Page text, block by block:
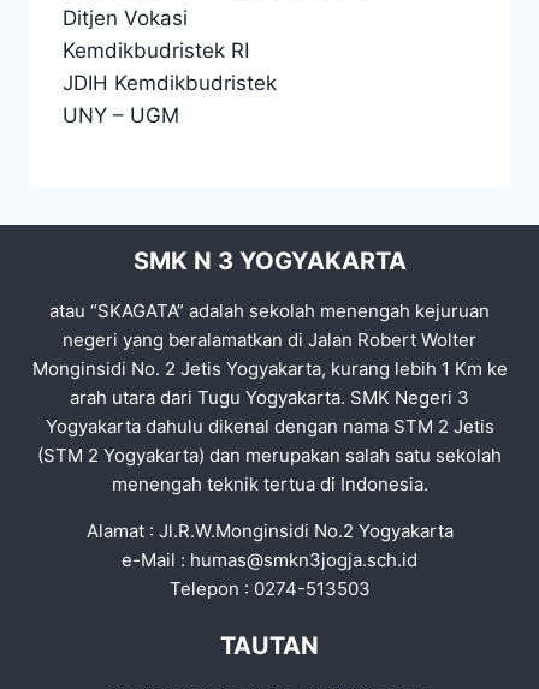
Ditjen Vokasi
Kemdikbudristek RI
JDIH Kemdikbudristek
UNY – UGM
SMK N 3 YOGYAKARTA
atau “SKAGATA” adalah sekolah menengah kejuruan
negeri yang beralamatkan di Jalan Robert Wolter
Monginsidi No. 2 Jetis Yogyakarta, kurang lebih 1 Km ke
arah utara dari Tugu Yogyakarta. SMK Negeri 3
Yogyakarta dahulu dikenal dengan nama STM 2 Jetis
(STM 2 Yogyakarta) dan merupakan salah satu sekolah
menengah teknik tertua di Indonesia.
Alamat : Jl.R.W.Monginsidi No.2 Yogyakarta
e-Mail : humas@smkn3jogja.sch.id
Telepon : 0274-513503
TAUTAN